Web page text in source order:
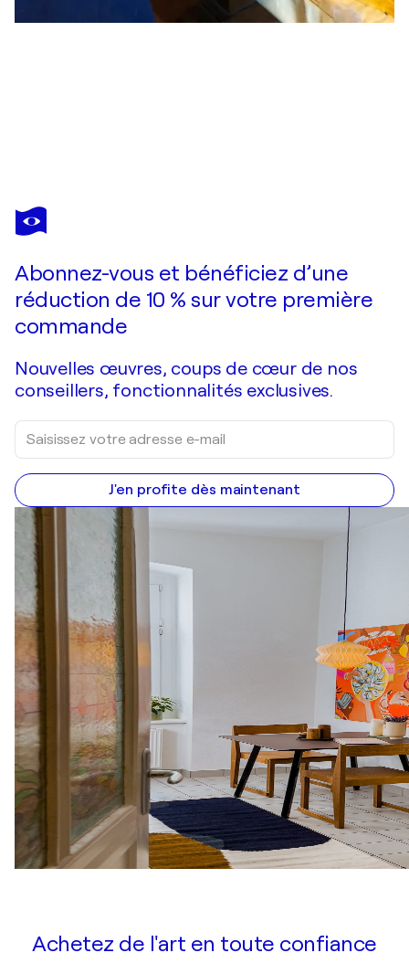
MARIO PRATESI
Alice
Abonnez-vous et bénéficiez d’une
réduction de 10 % sur votre première
commande
Nouvelles œuvres, coups de cœur de nos
conseillers, fonctionnalités exclusives.
J'en profite dès maintenant
Achetez de l'art en toute confiance